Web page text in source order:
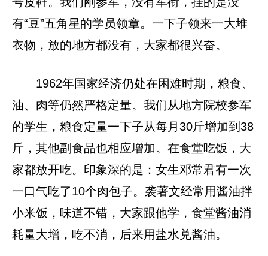
有“豆”五角星的学员领章。一下子领来一大堆
衣物，放的地方都没有，大家都很兴奋。
1962年国家经济仍处在困难时期，粮食、
油、肉等仍然严格定量。我们从地方院校参军
的学生，粮食定量一下子从每月30斤增加到38
斤，其他副食品也相应增加。在食堂吃饭，大
家都放开吃。印象深的是：女生邓常君有一次
一口气吃了10个肉包子。袭著文经常用酱油拌
小米饭，味道不错，大家跟他学，食堂酱油消
耗量大增，吃不消，后来用盐水兑酱油。